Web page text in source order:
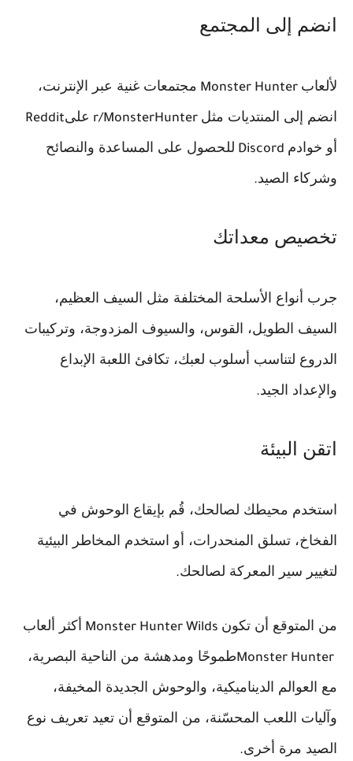
انضم إلى المجتمع
لألعاب Monster Hunter مجتمعات غنية عبر الإنترنت،
انضم إلى المنتديات مثل r/MonsterHunter علىReddit
أو خوادم Discord للحصول على المساعدة والنصائح
وشركاء الصيد.
تخصيص معداتك
جرب أنواع الأسلحة المختلفة مثل السيف العظيم،
السيف الطويل، القوس، والسيوف المزدوجة، وتركيبات
الدروع لتناسب أسلوب لعبك، تكافئ اللعبة الإبداع
والإعداد الجيد.
اتقن البيئة
استخدم محيطك لصالحك، قُم بإيقاع الوحوش في
الفخاخ، تسلق المنحدرات، أو استخدم المخاطر البيئية
لتغيير سير المعركة لصالحك.
من المتوقع أن تكون Monster Hunter Wilds أكثر ألعاب
Monster Hunterطموحًا ومدهشة من الناحية البصرية،
مع العوالم الديناميكية، والوحوش الجديدة المخيفة،
وآليات اللعب المحسّنة، من المتوقع أن تعيد تعريف نوع
الصيد مرة أخرى.